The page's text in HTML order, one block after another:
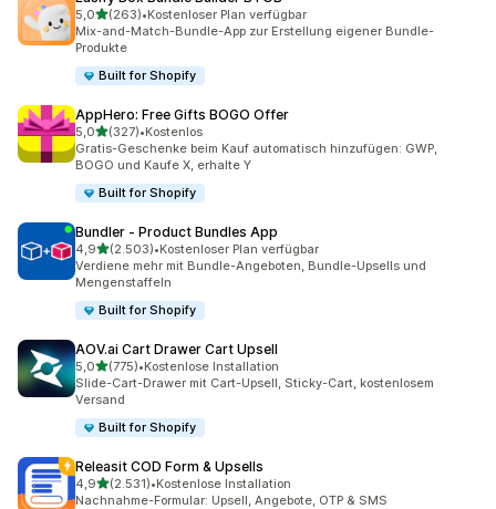
5,0von 5 Sternen
(263)
263 Rezensionen insgesamt
•Kostenloser Plan verfügbar
Mix-and-Match-Bundle-App zur Erstellung eigener Bundle-
Produkte
Built for Shopify
AppHero: Free Gifts BOGO Offer
5,0von 5 Sternen
(327)
327 Rezensionen insgesamt
•Kostenlos
Gratis-Geschenke beim Kauf automatisch hinzufügen: GWP,
BOGO und Kaufe X, erhalte Y
Built for Shopify
Bundler ‑ Product Bundles App
4,9von 5 Sternen
(2.503)
2503 Rezensionen insgesamt
•Kostenloser Plan verfügbar
Verdiene mehr mit Bundle-Angeboten, Bundle-Upsells und
Mengenstaffeln
Built for Shopify
AOV.ai Cart Drawer Cart Upsell
5,0von 5 Sternen
(775)
775 Rezensionen insgesamt
•Kostenlose Installation
Slide-Cart-Drawer mit Cart-Upsell, Sticky-Cart, kostenlosem
Versand
Built for Shopify
Releasit COD Form & Upsells
4,9von 5 Sternen
(2.531)
2531 Rezensionen insgesamt
•Kostenlose Installation
Nachnahme-Formular: Upsell, Angebote, OTP & SMS